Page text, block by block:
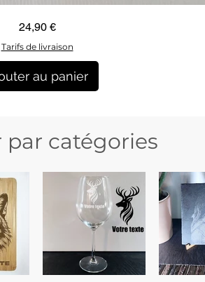
Aperçu rapide
Prix
24,90 €
Tarifs de livraison
au panier
par catégories